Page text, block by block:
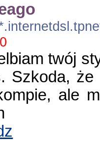
twój
Szkoda,
ale